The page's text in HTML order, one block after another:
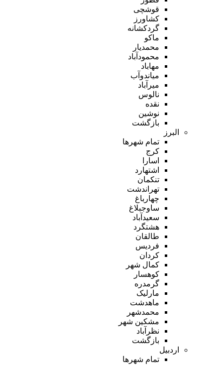
قوشچی
کشاورز
گردکشانه
ماکو
محمدیار
محمودآباد
مهاباد
میاندوآب
میرآباد
نالوس
نقده
نوشین
بازگشت
البرز
تمام شهر‌ها
کرج
اسارا
اشتهارد
تنکمان
تهراندشت
چهارباغ
ساوجبلاغ
سعیدآباد
هشتگرد
طالقان
فردیس
کردان
کمال شهر
کوهسار
گرمدره
مارلیک
ماهدشت
محمدشهر
مشکین شهر
نظرآباد
بازگشت
اردبیل
تمام شهر‌ها